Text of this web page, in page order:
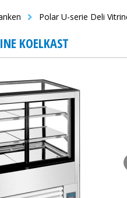
Polar U-serie Deli
KOELKAST